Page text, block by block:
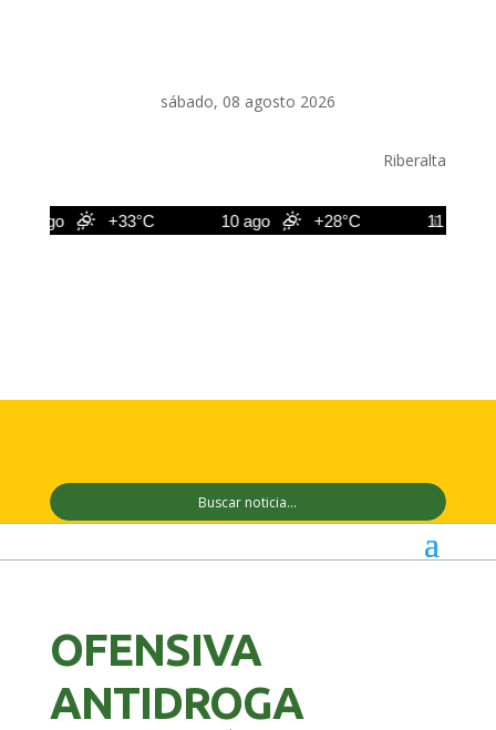
sábado, 08 agosto 2026
Riberalta
+33°C 10 ago +28°C 11 ago
OFENSIVA
ANTIDROGA